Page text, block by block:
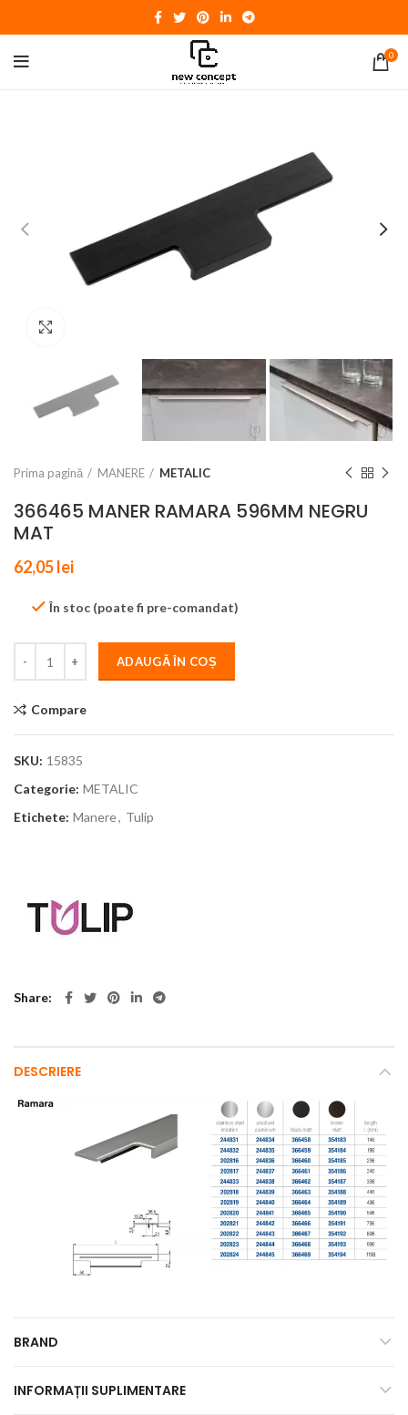
0
Prima pagină MANERE METALIC
366465 MANER RAMARA 596MM NEGRU
MAT
62,05lei
În stoc (poate fi pre-comandat)
ADAUGĂ ÎN COȘ
Compare
SKU: 15835
Categorie: METALIC
Etichete: Manere, Tulip
Share
DESCRIERE
BRAND
INFORMAȚII SUPLIMENTARE